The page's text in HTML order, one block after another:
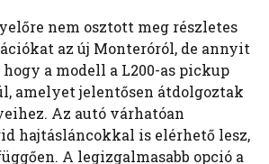
nem osztott meg részletes
az új Monteróról, de annyit
a modell a L200-as pickup
amelyet jelentősen átdolgoztak
Az autó várhatóan
hajtásláncokkal is elérhető lesz,
A legizgalmasabb opció a